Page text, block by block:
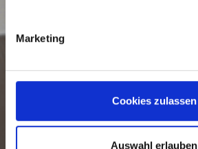
Marketing
Cookies zulassen
Auswahl erlauben